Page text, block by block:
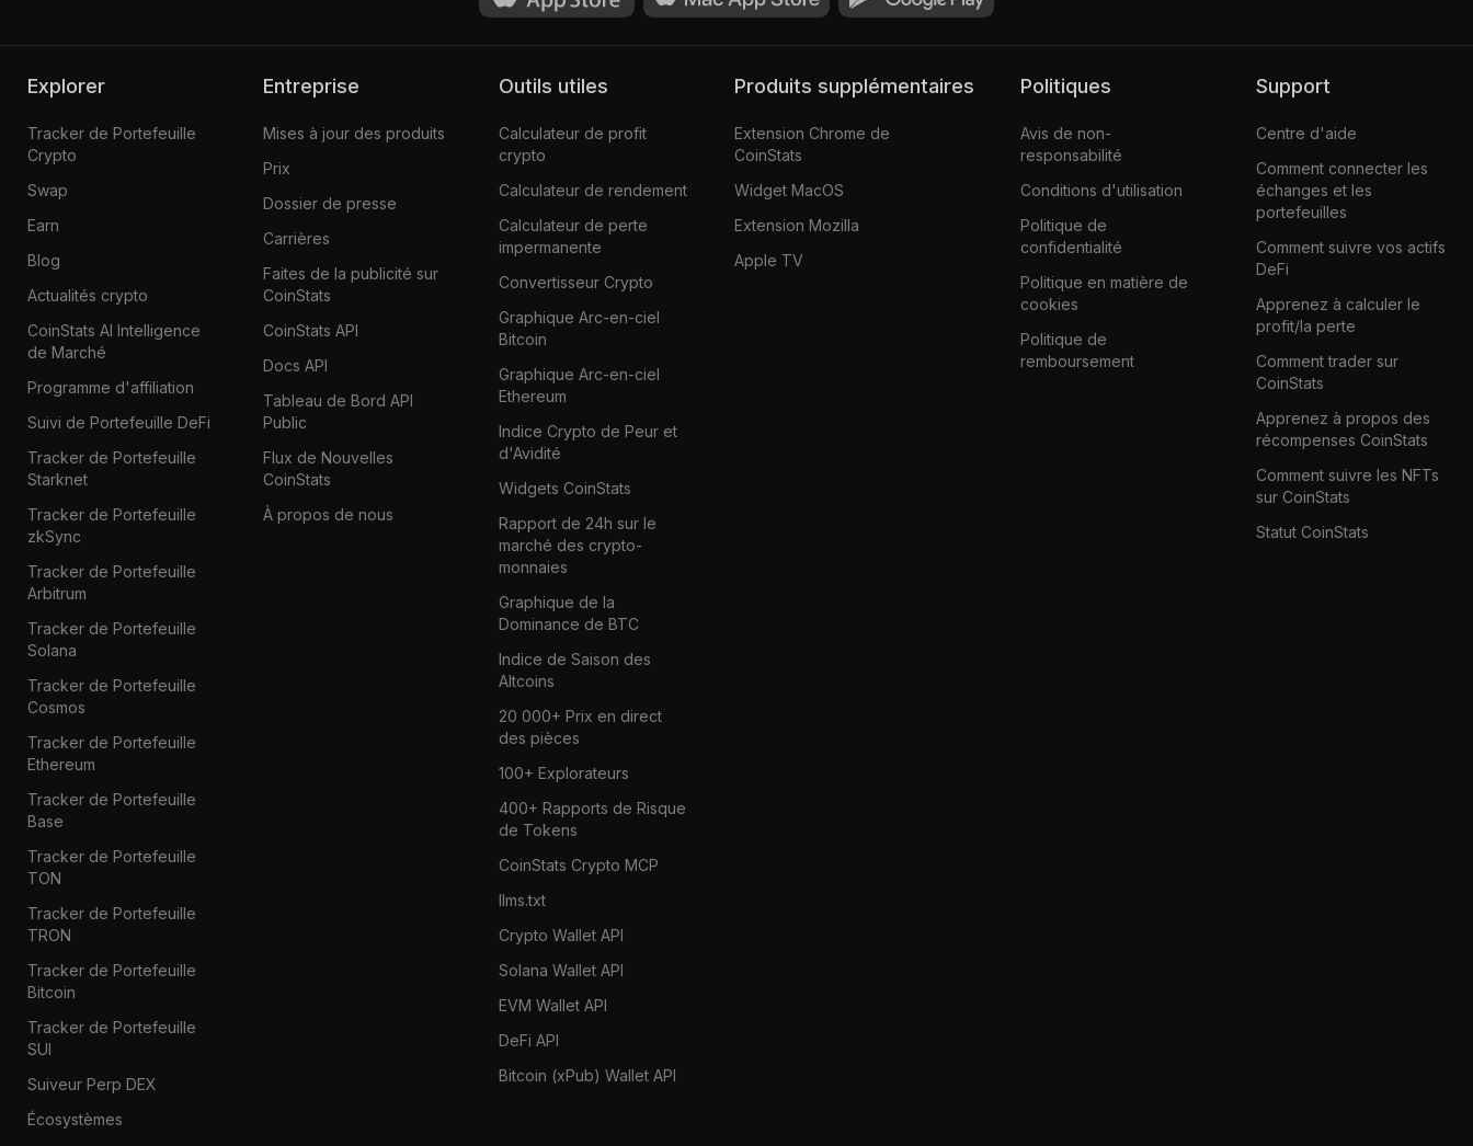
Explorer
Tracker de Portefeuille
Crypto
Swap
Earn
Blog
Actualités crypto
CoinStats AI Intelligence
de Marché
Programme d'affiliation
Suivi de Portefeuille DeFi
Tracker de Portefeuille
Starknet
Tracker de Portefeuille
zkSync
Tracker de Portefeuille
Arbitrum
Tracker de Portefeuille
Solana
Tracker de Portefeuille
Cosmos
Tracker de Portefeuille
Ethereum
Tracker de Portefeuille
Base
Tracker de Portefeuille
TON
Tracker de Portefeuille
TRON
Tracker de Portefeuille
Bitcoin
Tracker de Portefeuille
SUI
Suiveur Perp DEX
Écosystèmes
Entreprise
Mises à jour des produits
Prix
Dossier de presse
Carrières
Faites de la publicité sur
CoinStats
CoinStats API
Docs API
Tableau de Bord API
Public
Flux de Nouvelles
CoinStats
À propos de nous
Outils utiles
Calculateur de profit
crypto
Calculateur de rendement
Calculateur de perte
impermanente
Convertisseur Crypto
Graphique Arc-en-ciel
Bitcoin
Graphique Arc-en-ciel
Ethereum
Indice Crypto de Peur et
d'Avidité
Widgets CoinStats
Rapport de 24h sur le
marché des crypto-
monnaies
Graphique de la
Dominance de BTC
Indice de Saison des
Altcoins
20 000+ Prix en direct
des pièces
100+ Explorateurs
400+ Rapports de Risque
de Tokens
CoinStats Crypto MCP
llms.txt
Crypto Wallet API
Solana Wallet API
EVM Wallet API
DeFi API
Bitcoin (xPub) Wallet API
Produits supplémentaires
Extension Chrome de
CoinStats
Widget MacOS
Extension Mozilla
Apple TV
Politiques
Avis de non-
responsabilité
Conditions d'utilisation
Politique de
confidentialité
Politique en matière de
cookies
Politique de
remboursement
Support
Centre d'aide
Comment connecter les
échanges et les
portefeuilles
Comment suivre vos actifs
DeFi
Apprenez à calculer le
profit/la perte
Comment trader sur
CoinStats
Apprenez à propos des
récompenses CoinStats
Comment suivre les NFTs
sur CoinStats
Statut CoinStats